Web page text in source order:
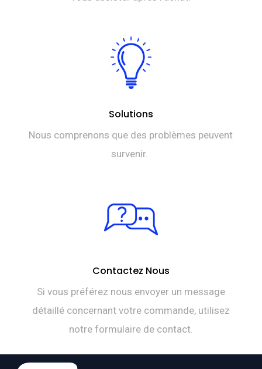
Solutions
Nous comprenons que des problèmes peuvent
survenir.
Contactez Nous
Si vous préférez nous envoyer un message
détaillé concernant votre commande, utilisez
notre formulaire de contact.